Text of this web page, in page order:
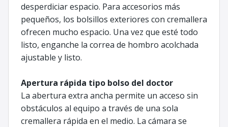
desperdiciar espacio. Para accesorios más
pequeños, los bolsillos exteriores con cremallera
ofrecen mucho espacio. Una vez que esté todo
listo, enganche la correa de hombro acolchada
ajustable y listo.
Apertura rápida tipo bolso del doctor
La abertura extra ancha permite un acceso sin
obstáculos al equipo a través de una sola
cremallera rápida en el medio. La cámara se